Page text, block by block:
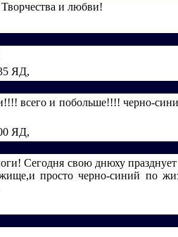
и любви!
ЯД,
всего и побольше!!!! черно-
ЯД,
Сегодня свою днюху
просто черно-синий